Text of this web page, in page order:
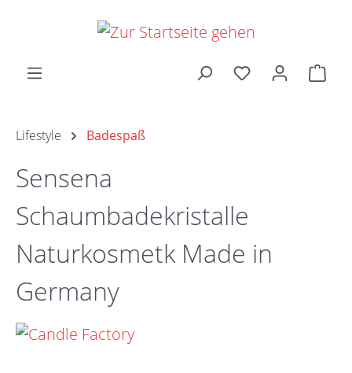
Zum Hauptinhalt springen
Lifestyle Badespaß
Sensena
Schaumbadekristalle
Naturkosmetk Made in
Germany